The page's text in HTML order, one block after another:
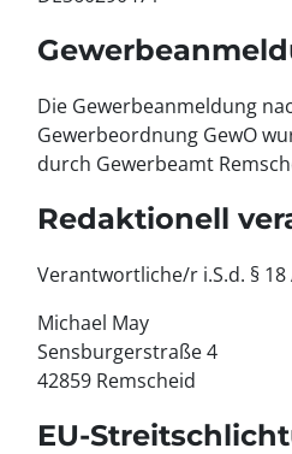
Die Gewerbeanmeldung
Gewerbeordnung GewO
durch Gewerbeamt
Redaktionell
Verantwortliche/r i.S.d. § 18
Michael May
Sensburgerstraße 4
42859 Remscheid
EU-